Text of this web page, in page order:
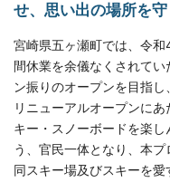
せ、思い出の場所を
宮崎県五ヶ瀬町では、令
間休業を余儀なくされて
ン振りのオープンを目指し
リニューアルオープンに
キー・スノーボードを楽
う、官民一体となり、本プ
同スキー場及びスキーを